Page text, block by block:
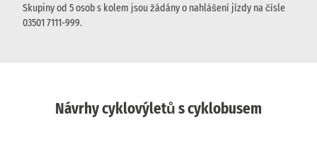
Skupiny od 5 osob s kolem jsou žádány o nahlášení jízdy na čísle
03501 7111-999.
Návrhy cyklovýletů s cyklobusem